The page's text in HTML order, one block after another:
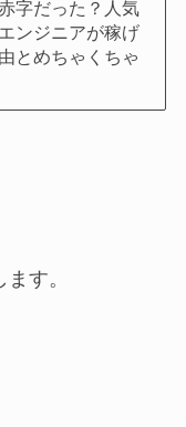
字だった？人気
ンジニアが稼げ
とめちゃくちゃ
す。